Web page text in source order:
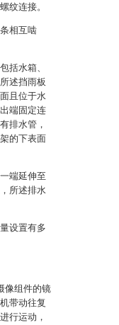
纹连接。
相互啮
括水箱、
述挡雨板
且位于水
端固定连
排水管，
的下表面
端延伸至
所述排水
设置有多
像组件的镜
带动往复
行运动，